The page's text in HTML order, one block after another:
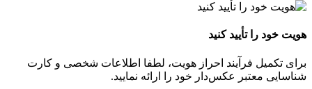
هویت خود را تأیید کنید
برای تکمیل فرآیند احراز هویت، لطفا اطلاعات شخصی و کارت
شناسایی معتبر عکس‌دار خود را ارائه نمایید.